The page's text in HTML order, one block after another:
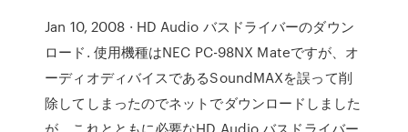
Jan 10, 2008 · HD Audio バスドライバーのダウン
ロード. 使用機種はNEC PC-98NX Mateですが、オ
ーディオディバイスであるSoundMAXを誤って削
除してしまったのでネットでダウンロードしました
が、これとともに必要なHD Audio バスドライバー